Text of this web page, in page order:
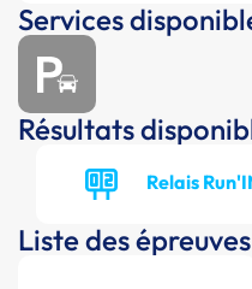
Services
Résultats
Relais
Liste des épreuves